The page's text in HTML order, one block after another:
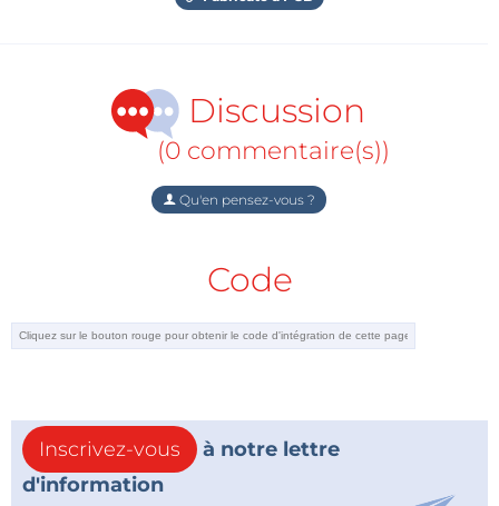
Discussion
(0 commentaire(s))
Qu'en pensez-vous ?
Code
Inscrivez-vous
à notre lettre
d'information